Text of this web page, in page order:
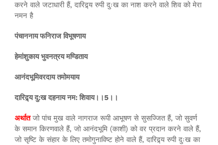
करने वाले जटाधारी हैं, दारिद्र्य रुपी दुःख का नाश करने वाले शिव को मेरा
नमन है
पंचाननाय फनिराज विभूषणाय
हेमांशुकाय भुवनत्रय मण्डिताय
आनंदभूमिवरदाय तमोमयाय
दारिद्र्य दु:ख दहनाय नम: शिवाय।।5।।
अर्थातजो पांच मुख वाले नागराज रूपी आभूषण से सुसज्जित हैं, जो सुवर्ण
के समान किरणवाले हैं, जो आनंदभूमि (काशी) को वर प्रदान करने वाले हैं,
जो सृष्टि के संहार के लिए तमोगुनाविष्ट होने वाले हैं, दारिद्र्य रुपी दुःख का